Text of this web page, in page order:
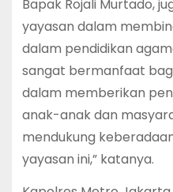
Bapak Rojali Murtado,
yayasan dalam
dalam pendidikan
sangat bermanfaat
dalam memberikan
anak-anak dan
mendukung
yayasan ini,” katanya.